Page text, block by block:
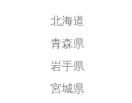
北海道
青森県
岩手県
宮城県